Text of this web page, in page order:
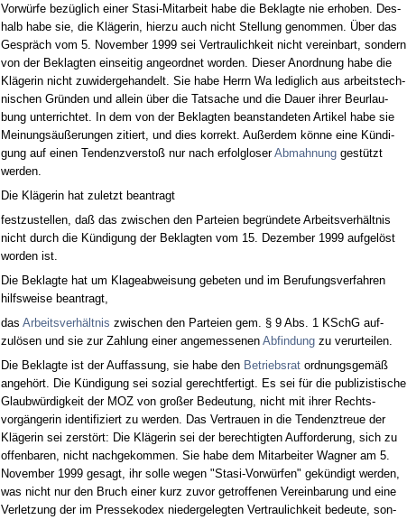
Vorwürfe bezüglich ei­ner Sta­si-Mit­ar­beit ha­be die Be­klag­te nie er­ho­ben. Des­
halb ha­be sie, die Kläge­rin, hier­zu auch nicht Stel­lung ge­nom­men. Über das
Gespräch vom 5. No­vem­ber 1999 sei Ver­trau­lich­keit nicht ver­ein­bart, son­dern
von der Be­klag­ten ein­sei­tig an­ge­ord­net wor­den. Die­ser An­ord­nung ha­be die
Kläge­rin nicht zu­wi­der­ge­han­delt. Sie ha­be Herrn Wa le­dig­lich aus ar­beits­tech­
ni­schen Gründen und al­lein über die Tat­sa­che und die Dau­er ih­rer Be­ur­lau­
bung un­ter­rich­tet. In dem von der Be­klag­ten be­an­stan­de­ten Ar­ti­kel ha­be sie
Mei­nungsäußerun­gen zi­tiert, und dies kor­rekt. Außer­dem könne ei­ne Kündi­
gung auf ei­nen Ten­denz­ver­s­toß nur nach er­folg­lo­serAb­mah­nunggestützt
wer­den.
Die Kläge­rin hat zu­letzt be­an­tragt
fest­zu­stel­len, daß das zwi­schen den Par­tei­en be­gründe­te Ar­beits­verhält­nis
nicht durch die Kündi­gung der Be­klag­ten vom 15. De­zem­ber 1999 auf­gelöst
wor­den ist.
Die Be­klag­te hat um Kla­ge­ab­wei­sung ge­be­ten und im Be­ru­fungs­ver­fah­ren
hilfs­wei­se be­an­tragt,
das Ar­beits­verhält­nis zwi­schen den Par­tei­en gem. § 9 Abs. 1 KSchG auf­
zulösen und sie zur Zah­lung ei­ner an­ge­mes­se­nen Ab­fin­dungzu ver­ur­tei­len.
Die Be­klag­te ist der Auf­fas­sung, sie ha­be den Be­triebs­ratord­nungs­gemäß
an­gehört. Die Kündi­gung sei so­zi­al ge­recht­fer­tigt. Es sei für die pu­bli­zis­ti­sche
Glaubwürdig­keit der MOZ von großer Be­deu­tung, nicht mit ih­rer Rechts­
vorgänge­rin iden­ti­fi­ziert zu wer­den. Das Ver­trau­en in die Ten­denz­treue der
Kläge­rin sei zerstört: Die Kläge­rin sei der be­rech­tig­ten Auf­for­de­rung, sich zu
of­fen­ba­ren, nicht nach­ge­kom­men. Sie ha­be dem Mit­ar­bei­ter Wag­ner am 5.
No­vem­ber 1999 ge­sagt, ihr sol­le we­gen "Sta­si-Vorwürfen" gekündigt wer­den,
was nicht nur den Bruch ei­ner kurz zu­vor ge­trof­fe­nen Ver­ein­ba­rung und ei­ne
Ver­let­zung der im Pres­se­ko­dex nie­der­ge­leg­ten Ver­trau­lich­keit be­deu­te, son­